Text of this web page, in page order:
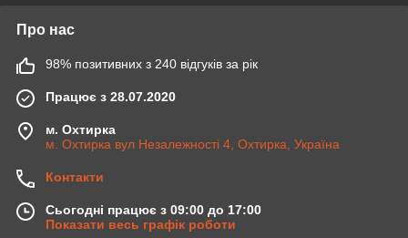
Про нас
98% позитивних з 240 відгуків за рік
Працює з 28.07.2020
м. Охтирка
м. Охтирка вул Незалежності 4, Охтирка, Україна
Контакти
Сьогодні працює з 09:00 до 17:00
Показати весь графік роботи